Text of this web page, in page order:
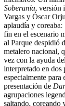
Soberanía, versión
Vargas y Óscar
aplaudía y coreaba:
fin en el escenario
al Parque despidió
metalero nacional,
vez con la ayuda
interpretado en dos
especialmente para
presentación de
agrupaciones
saltando, coreando